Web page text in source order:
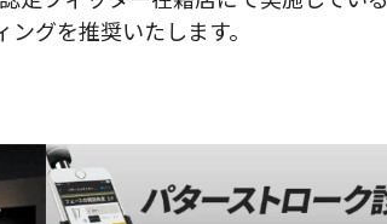
グを推奨いたします。